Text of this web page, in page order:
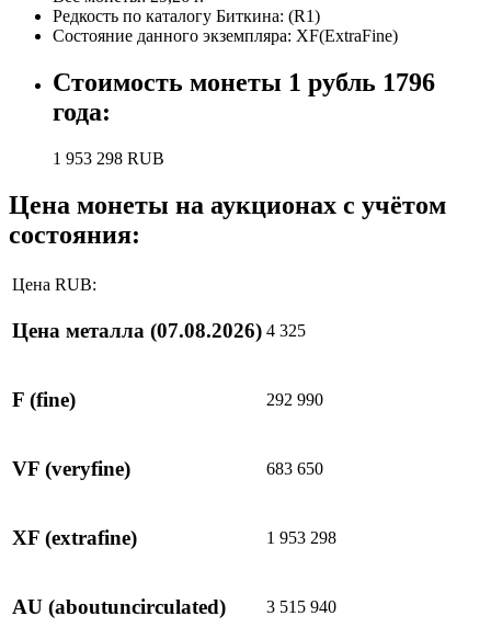
Редкость по каталогу Биткина: (R1)
Состояние данного экземпляра: XF(ExtraFine)
Стоимость монеты 1 рубль 1796
года:
1 953 298 RUB
Цена монеты на аукционах с учётом
состояния:
Цена RUB:
Цена металла (07.08.2026) 4 325
F (fine) 292 990
VF (veryfine) 683 650
XF (extrafine) 1 953 298
AU (aboutuncirculated) 3 515 940